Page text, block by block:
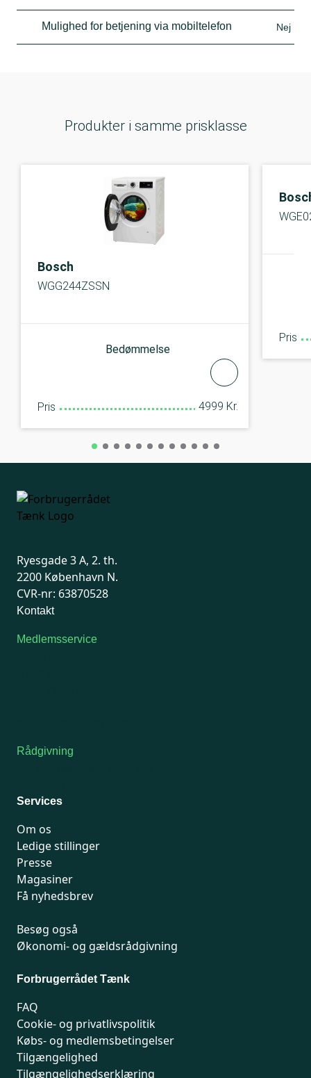
Mulighed for betjening via mobiltelefon Nej
Produkter i samme prisklasse
Bosch
WGG244ZSSN
Bedømmelse
Pris 4999 Kr.
Pris
Ryesgade 3 A, 2. th.
2200 København N.
CVR-nr: 63870528
Kontakt
Medlemsservice
Rådgivning
Services
Om os
Ledige stillinger
Presse
Magasiner
Få nyhedsbrev
Besøg også
Økonomi- og gældsrådgivning
Forbrugerrådet Tænk
FAQ
Cookie- og privatlivspolitik
Købs- og medlemsbetingelser
Tilgængelighed
Tilgængelighedserklæring